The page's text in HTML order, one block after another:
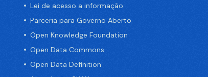
Lei de acesso a informação
Parceria para Governo Aberto
Open Knowledge Foundation
Open Data Commons
Open Data Definition